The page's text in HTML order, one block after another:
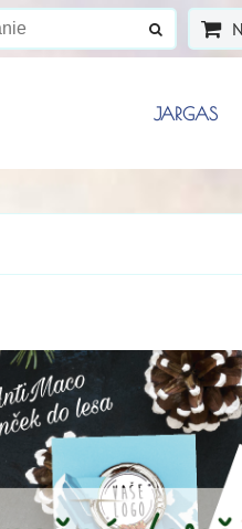
JARGAS